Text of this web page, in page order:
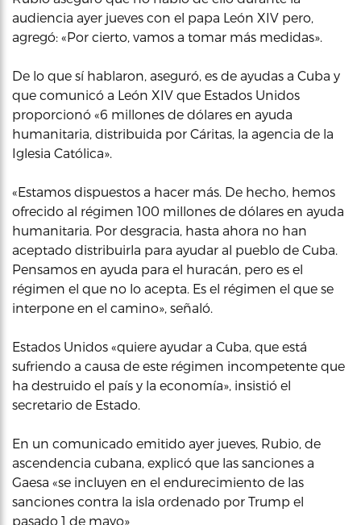
audiencia ayer jueves con el papa León XIV pero,
agregó: «Por cierto, vamos a tomar más medidas».
De lo que sí hablaron, aseguró, es de ayudas a Cuba y
que comunicó a León XIV que Estados Unidos
proporcionó «6 millones de dólares en ayuda
humanitaria, distribuida por Cáritas, la agencia de la
Iglesia Católica».
«Estamos dispuestos a hacer más. De hecho, hemos
ofrecido al régimen 100 millones de dólares en ayuda
humanitaria. Por desgracia, hasta ahora no han
aceptado distribuirla para ayudar al pueblo de Cuba.
Pensamos en ayuda para el huracán, pero es el
régimen el que no lo acepta. Es el régimen el que se
interpone en el camino», señaló.
Estados Unidos «quiere ayudar a Cuba, que está
sufriendo a causa de este régimen incompetente que
ha destruido el país y la economía», insistió el
secretario de Estado.
En un comunicado emitido ayer jueves, Rubio, de
ascendencia cubana, explicó que las sanciones a
Gaesa «se incluyen en el endurecimiento de las
sanciones contra la isla ordenado por Trump el
pasado 1 de mayo»